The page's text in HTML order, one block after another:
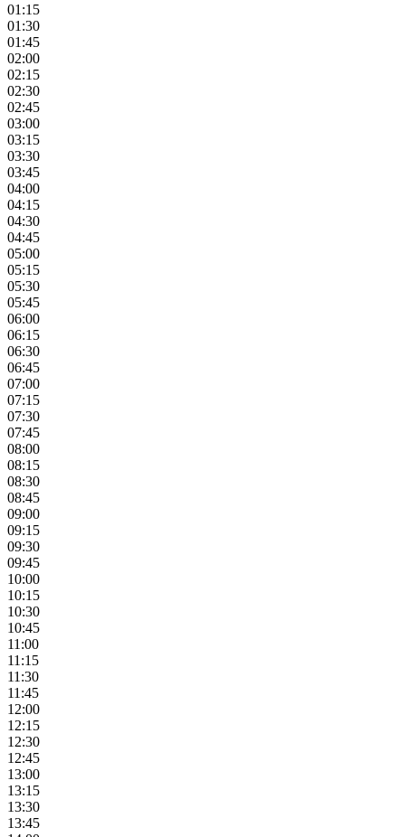
01:15
01:30
01:45
02:00
02:15
02:30
02:45
03:00
03:15
03:30
03:45
04:00
04:15
04:30
04:45
05:00
05:15
05:30
05:45
06:00
06:15
06:30
06:45
07:00
07:15
07:30
07:45
08:00
08:15
08:30
08:45
09:00
09:15
09:30
09:45
10:00
10:15
10:30
10:45
11:00
11:15
11:30
11:45
12:00
12:15
12:30
12:45
13:00
13:15
13:30
13:45